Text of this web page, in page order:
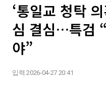
‘통일교 청탁
심 결심…특검
야”
입력 2026-04-27 20:41